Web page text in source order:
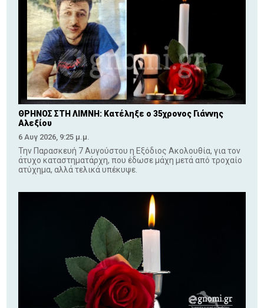
ΘΡΗΝΟΣ ΣΤΗ ΛΙΜΝΗ: Κατέληξε ο 35χρονος Γιάννης
Αλεξίου
6 Αυγ 2026, 9:25 μ.μ.
Την Παρασκευή 7 Αυγούστου η Εξόδιος Ακολουθία, για τον
άτυχο καταστηματάρχη, που έδωσε μάχη μετά από τροχαίο
ατύχημα, αλλά τελικά υπέκυψε.